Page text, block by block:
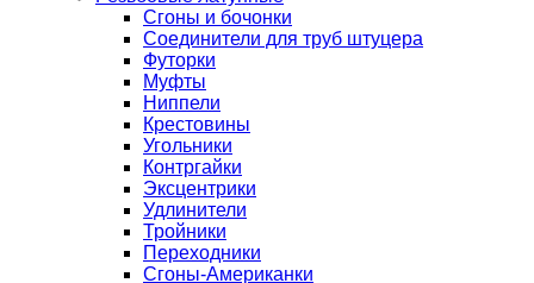
Сгоны и бочонки
Соединители для труб штуцера
Футорки
Муфты
Ниппели
Крестовины
Угольники
Контргайки
Эксцентрики
Удлинители
Тройники
Переходники
Сгоны-Американки